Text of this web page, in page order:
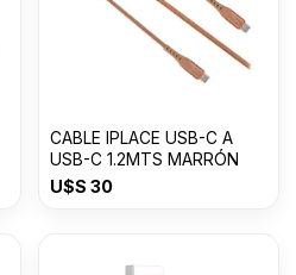
CABLE IPLACE USB-C A
USB-C 1.2MTS MARRÓN
U$S 30